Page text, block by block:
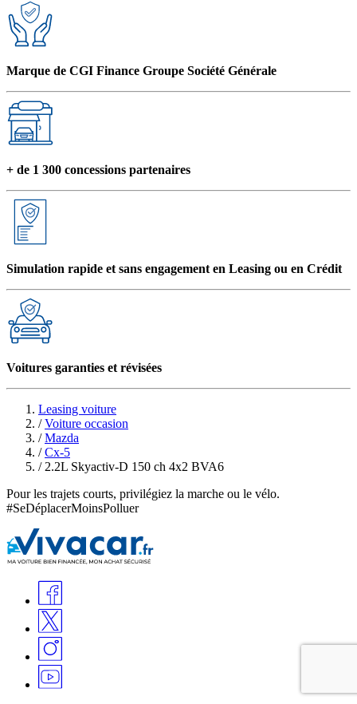
Marque de CGI Finance Groupe Société Générale
+ de 1 300 concessions partenaires
Simulation rapide et sans engagement en Leasing ou en Crédit
Voitures garanties et révisées
Leasing voiture
/ Voiture occasion
/ Mazda
/ Cx-5
/ 2.2L Skyactiv-D 150 ch 4x2 BVA6
Pour les trajets courts, privilégiez la marche ou le vélo.
#SeDéplacerMoinsPolluer